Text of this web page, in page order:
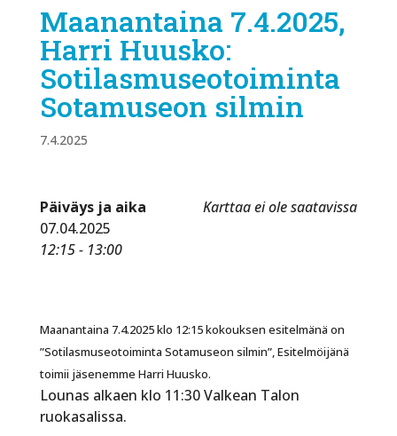
Maanantaina 7.4.2025,
Harri Huusko:
Sotilasmuseotoiminta
Sotamuseon silmin
7.4.2025
Karttaa ei ole saatavissa
Päiväys ja aika
07.04.2025
12:15 - 13:00
Maanantaina 7.4.2025 klo 12:15 kokouksen esitelmänä on
”Sotilasmuseotoiminta Sotamuseon silmin”,Esitelmöijänä
toimii jäsenemme Harri Huusko.
Lounas alkaen klo 11:30 Valkean Talon
ruokasalissa.